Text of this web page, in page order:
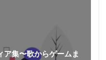
集〜歌からゲームま